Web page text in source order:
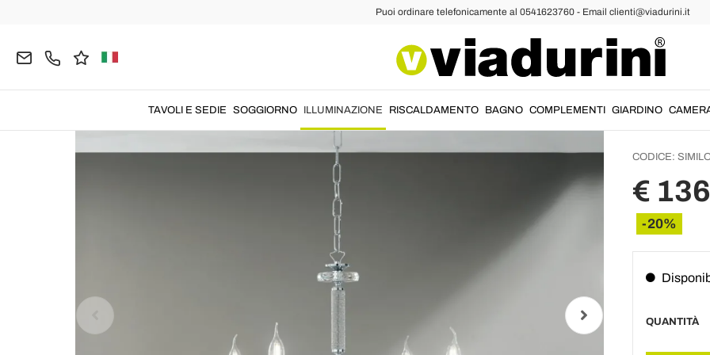
Puoi ordinare telefonicamente al 0541623760 - Email clienti@viadurini.it
TAVOLI E SEDIE SOGGIORNO ILLUMINAZIONE RISCALDAMENTO BAGNO COMPLEMENTI GIARDINO
Vetro
CODICE:
€
-20%
QUANTITÀ